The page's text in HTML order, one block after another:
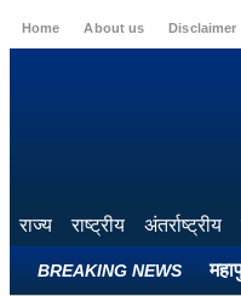
Home About us Disclaimer
राज्य राष्ट्रीय अंतर्राष्ट्रीय
BREAKING NEWS
सभी शहीद स्मारकों और